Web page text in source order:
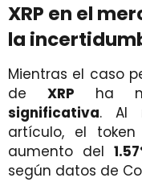
XRP en el
la
Mientras el caso
de XRP ha
significativa. Al
artículo, el
aumento del
según datos de